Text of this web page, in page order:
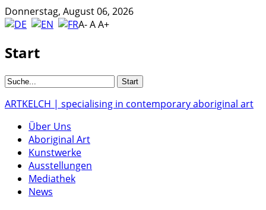
Donnerstag, August 06, 2026
A-AA+
Start
ARTKELCH | specialising in contemporary aboriginal art
Über Uns
Aboriginal Art
Kunstwerke
Ausstellungen
Mediathek
News